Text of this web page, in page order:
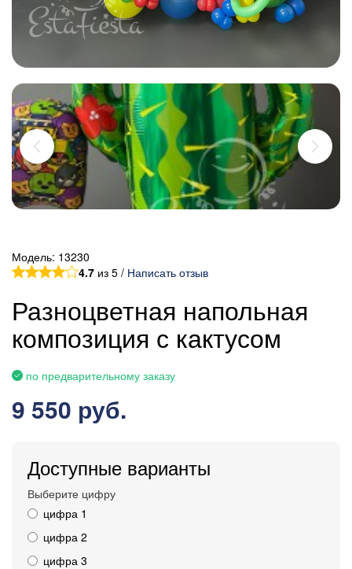
Модель: 13230
4.7 из 5 / Написать отзыв
Разноцветная напольная
композиция с кактусом
по предварительному заказу
9 550 руб.
Доступные варианты
Выберите цифру
цифра 1
цифра 2
цифра 3